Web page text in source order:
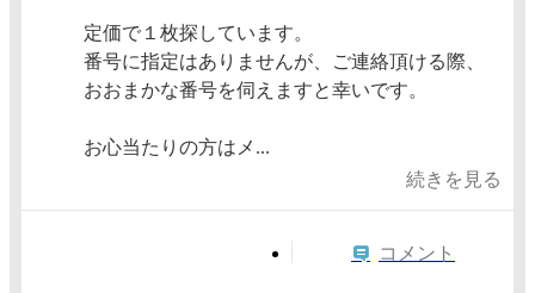
定価で１枚探しています。
番号に指定はありませんが、ご連絡頂ける際、
おおまかな番号を伺えますと幸いです。
お心当たりの方はメ...
続きを見る
コメント